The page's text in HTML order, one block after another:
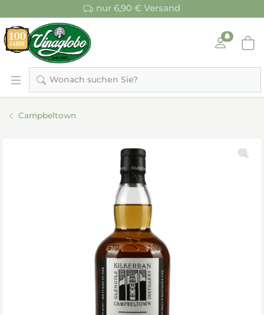
nur 6,90 € Versand
Wonach suchen Sie?
Campbeltown